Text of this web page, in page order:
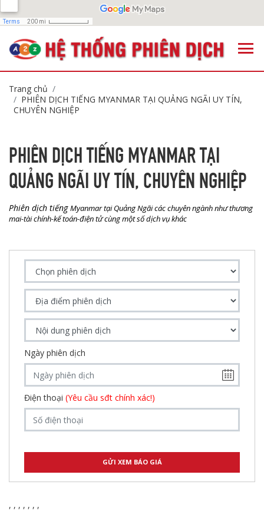
Trang chủ
PHIÊN DỊCH TIẾNG MYANMAR TẠI QUẢNG NGÃI UY TÍN,
CHUYÊN NGHIỆP
PHIÊN DỊCH TIẾNG MYANMAR TẠI
QUẢNG NGÃI UY TÍN, CHUYÊN NGHIỆP
Phiên dịch tiếngMyanmar tại Quảng Ngãi các chuyên ngành như thương
mai-tài chính-kế toán-điện tử cùng một số dịch vụ khác
Ngày phiên dịch
Điện thoại (Yêu cầu sđt chính xác!)
, , , , , , ,